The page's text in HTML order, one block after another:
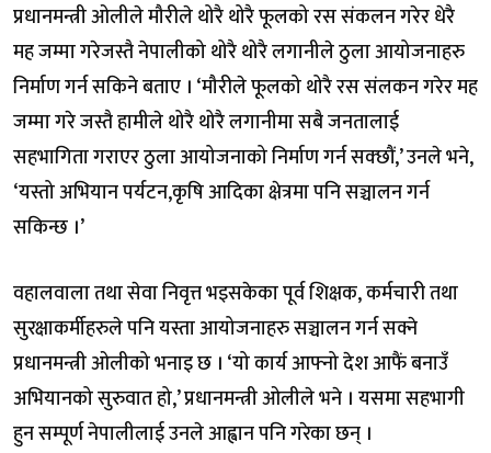
प्रधानमन्त्री ओलीले मौरीले थोरै थोरै फूलको रस संकलन गरेर धेरै
मह जम्मा गरेजस्तै नेपालीको थोरै थोरै लगानीले ठुला आयोजनाहरु
निर्माण गर्न सकिने बताए । ‘मौरीले फूलको थोरै रस संलकन गरेर मह
जम्मा गरे जस्तै हामीले थोरै थोरै लगानीमा सबै जनतालाई
सहभागिता गराएर ठुला आयोजनाको निर्माण गर्न सक्छौं,’ उनले भने,
‘यस्तो अभियान पर्यटन,कृषि आदिका क्षेत्रमा पनि सञ्चालन गर्न
सकिन्छ ।’
वहालवाला तथा सेवा निवृत्त भइसकेका पूर्व शिक्षक, कर्मचारी तथा
सुरक्षाकर्मीहरुले पनि यस्ता आयोजनाहरु सञ्चालन गर्न सक्ने
प्रधानमन्त्री ओलीको भनाइ छ । ‘यो कार्य आफ्नो देश आफैं बनाउँ
अभियानको सुरुवात हो,’ प्रधानमन्त्री ओलीले भने । यसमा सहभागी
हुन सम्पूर्ण नेपालीलाई उनले आह्वान पनि गरेका छन् ।